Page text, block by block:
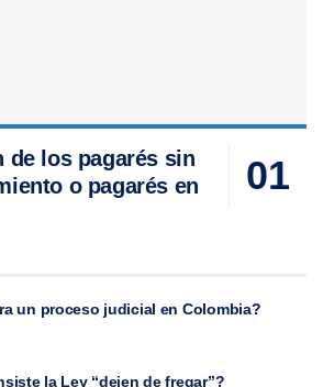
de los pagarés sin
o pagarés en
un proceso judicial en Colombia?
la Ley “dejen de fregar”?